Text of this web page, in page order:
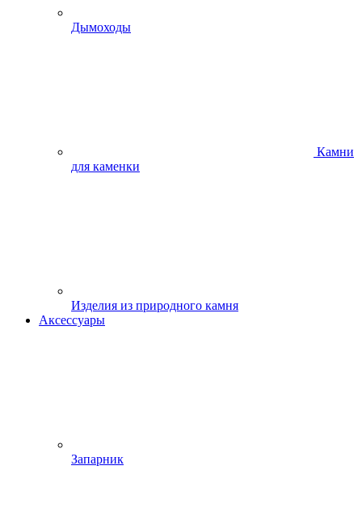
Дымоходы
Камни
для каменки
Изделия из природного камня
Аксессуары
Запарник